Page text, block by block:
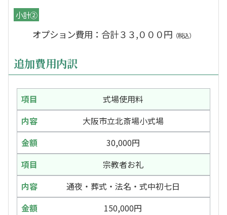
小計②
オプション費用：合計３３,０００円 （税込）
追加費用内訳
式場使用料
大阪市立北斎場小式場
30,000円
宗教者お礼
通夜・葬式・法名・式中初七日
150,000円